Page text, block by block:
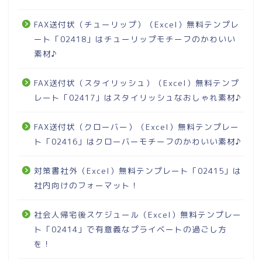
FAX送付状（チューリップ）（Excel）無料テンプレ
ート「02418」はチューリップモチーフのかわいい
素材♪
FAX送付状（スタイリッシュ）（Excel）無料テンプ
レート「02417」はスタイリッシュなおしゃれ素材♪
FAX送付状（クローバー）（Excel）無料テンプレー
ト「02416」はクローバーモチーフのかわいい素材♪
対策書社外（Excel）無料テンプレート「02415」は
社内向けのフォーマット！
社会人帰宅後スケジュール（Excel）無料テンプレー
ト「02414」で有意義なプライベートの過ごし方
を！